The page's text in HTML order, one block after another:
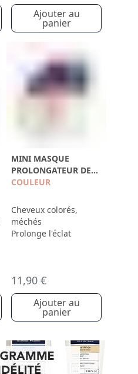
Ajouter au
panier
MINI MASQUE
PROLONGATEUR DE
COULEUR
COULEUR
Cheveux colorés,
méchés
Prolonge l'éclat
11,90 €
Ajouter au
panier